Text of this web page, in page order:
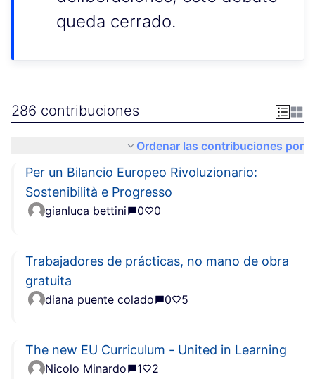
queda cerrado.
286 contribuciones
Ordenar las contribuciones por
Per un Bilancio Europeo Rivoluzionario:
Sostenibilità e Progresso
gianluca bettini 0 0
Trabajadores de prácticas, no mano de obra
gratuita
diana puente colado 0 5
The new EU Curriculum - United in Learning
Nicolo Minardo 1 2